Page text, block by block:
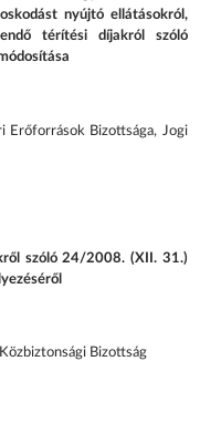
nyújtó ellátásokról,
térítési díjakról szóló
Erőforrások Bizottsága, Jogi
szóló 24/2008. (XII. 31.)
Bizottság